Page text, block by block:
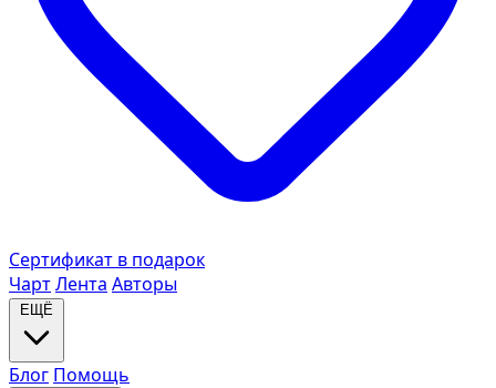
Сертификат в подарок
ЧартЛента Авторы
ЕЩЁ
Блог Помощь